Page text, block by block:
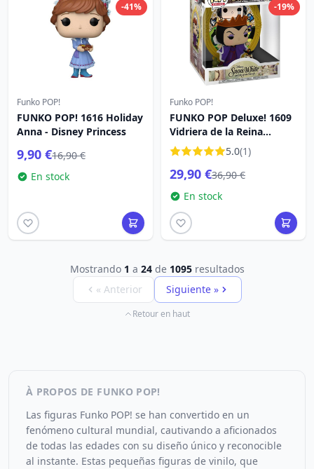
-41%
Funko POP!
FUNKO POP! 1616 Holiday
Anna - Disney Princess
9,90 €16,90 €
En stock
-19%
Funko POP!
FUNKO POP Deluxe! 1609
Vidriera de la Reina
Malvada - Disney Villains
5.0(1)
29,90 €36,90 €
En stock
Mostrando 1 a 24de 1095resultados
« Anterior
Siguiente »
Retour en haut
À PROPOS DE FUNKO POP!
Las figuras Funko POP! se han convertido en un
fenómeno cultural mundial, cautivando a aficionados
de todas las edades con su diseño único y reconocible
al instante. Estas pequeñas figuras de vinilo, que